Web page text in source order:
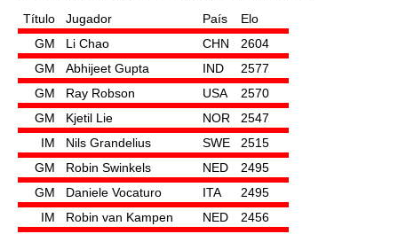
Título Jugador País
Elo
GM
Li Chao CHN
2604
GM
Abhijeet Gupta IND
2577
GM
Ray Robson USA
2570
GM
Kjetil Lie NOR
2547
IM
Nils Grandelius SWE
2515
GM
Robin Swinkels NED
2495
GM
Daniele Vocaturo ITA
2495
IM
Robin van Kampen NED
2456